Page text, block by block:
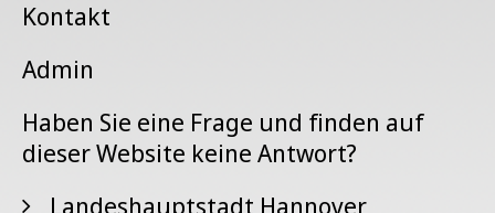
Kontakt
Admin
Haben Sie eine Frage und finden auf
dieser Website keine Antwort?
Landeshauptstadt Hannover